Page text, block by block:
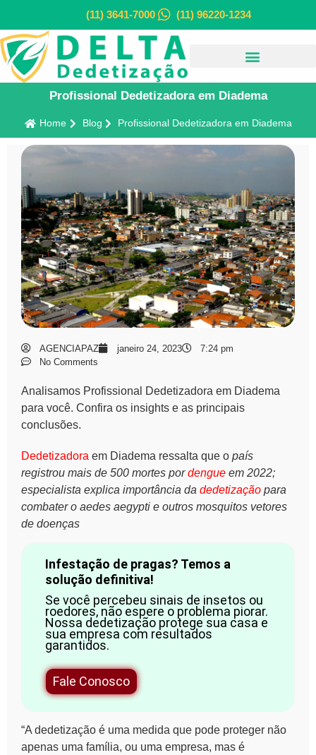
(11) 3641-7000 (11) 96220-1234
Profissional Dedetizadora em Diadema
Home Blog Profissional Dedetizadora em Diadema
AGENCIAPAZ janeiro 24, 2023
7:24 pm
No Comments
Analisamos Profissional Dedetizadora em Diadema
para você. Confira os insights e as principais
conclusões.
Dedetizadora em Diadema ressalta que o país
registrou mais de 500 mortes pordengue em 2022;
especialista explica importância da dedetização para
combater o aedes aegypti e outros mosquitos vetores
de doenças
Infestação de pragas? Temos a
solução definitiva!
Se você percebeu sinais de insetos ou
roedores, não espere o problema piorar.
Nossa dedetização protege sua casa e
sua empresa com resultados
garantidos.
Fale Conosco
“A dedetização é uma medida que pode proteger não
apenas uma família, ou uma empresa, mas é